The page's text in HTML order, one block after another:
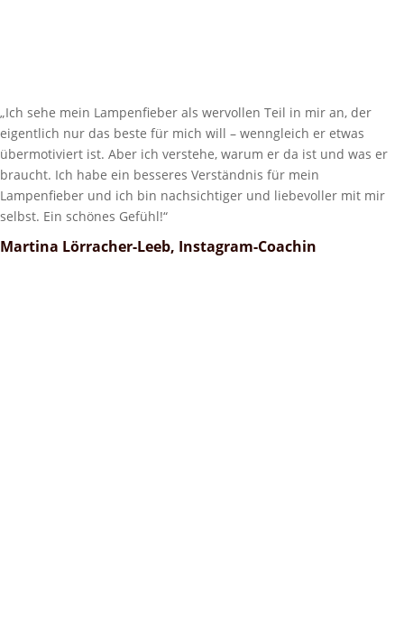
„Ich sehe mein Lampenfieber als wervollen Teil in mir an, der
eigentlich nur das beste für mich will – wenngleich er etwas
übermotiviert ist. Aber ich verstehe, warum er da ist und was er
braucht. Ich habe ein besseres Verständnis für mein
Lampenfieber und ich bin nachsichtiger und liebevoller mit mir
selbst. Ein schönes Gefühl!“
Martina Lörracher-Leeb, Instagram-Coachin